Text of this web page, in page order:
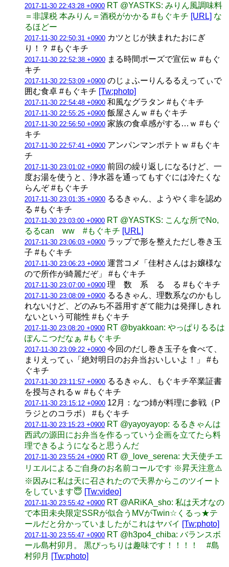
2017-11-30 22:43:28 +0900 RT @YASTKS: みりん風調味料
＝非課税 本みりん＝酒税がかかる #もぐキチ [URL] な
るほどー
2017-11-30 22:50:31 +0900 カツとじが挟まれたおにぎ
り！？ #もぐキチ
2017-11-30 22:52:38 +0900 まる時間ポーズで宣伝ｗ #もぐ
キチ
2017-11-30 22:53:09 +0900 のじょふーりんるるえってぃで
囲む食卓 #もぐキチ [Tw:photo]
2017-11-30 22:54:48 +0900 和風なグラタン #もぐキチ
2017-11-30 22:55:25 +0900 飯屋さんｗ #もぐキチ
2017-11-30 22:56:50 +0900 家族の食卓感がする…ｗ #もぐ
キチ
2017-11-30 22:57:41 +0900 アンパンマンポテトｗ #もぐキ
チ
2017-11-30 23:01:02 +0900 前回の繰り返しになるけど、一
度お湯を使うと、浄水器を通ってもすぐには冷たくな
らんぞ #もぐキチ
2017-11-30 23:01:35 +0900 るるきゃん、ようやく非を認め
る #もぐキチ
2017-11-30 23:03:00 +0900 RT @YASTKS: こんな所でNo,
るるcan ww #もぐキチ [URL]
2017-11-30 23:06:03 +0900 ラップで形を整えただし巻き玉
子 #もぐキチ
2017-11-30 23:06:23 +0900 運営コメ「佳村さんはお嬢様な
ので所作が綺麗だぞ」 #もぐキチ
2017-11-30 23:07:00 +0900 理 数 系 る る #もぐキチ
2017-11-30 23:08:09 +0900 るるきゃん、理数系なのかもし
れないけど、どのみち不器用すぎて能力は発揮しきれ
ないという可能性 #もぐキチ
2017-11-30 23:08:20 +0900 RT @byakkoan: やっぱりるるは
ぽんこつだなぁ #もぐキチ
2017-11-30 23:09:22 +0900 今回のだし巻き玉子を食べて、
まりえってぃ「絶対明日のお弁当おいしいよ！」 #も
ぐキチ
2017-11-30 23:11:57 +0900 るるきゃん、もぐキチ卒業証書
を授与されるｗ #もぐキチ
2017-11-30 23:15:12 +0900 12月：なつ姉が料理に参戦（P
ラジとのコラボ） #もぐキチ
2017-11-30 23:15:23 +0900 RT @yayoyayop: るるきゃんは
西武の源田にお弁当を作るっていう企画を立てたら料
理できるようになると思うんだ
2017-11-30 23:55:24 +0900 RT @_love_serena: 大天使チエ
リエルによるご自身のお名前コールです ※昇天注意⚠️
※因みに私は天に召されたので天界からこのツイート
をしています😇 [Tw:video]
2017-11-30 23:55:42 +0900 RT @ARiKA_sho: 私は天才なの
で本田未央限定SSRが似合うMVがTwin☆くるっ★テ
ールだと分かっていましたがこれはヤバイ [Tw:photo]
2017-11-30 23:55:47 +0900 RT @h3po4_chiba: バランスボ
ール島村卯月。 黒ぴっちりは趣味です！！！！ #島
村卯月 [Tw:photo]